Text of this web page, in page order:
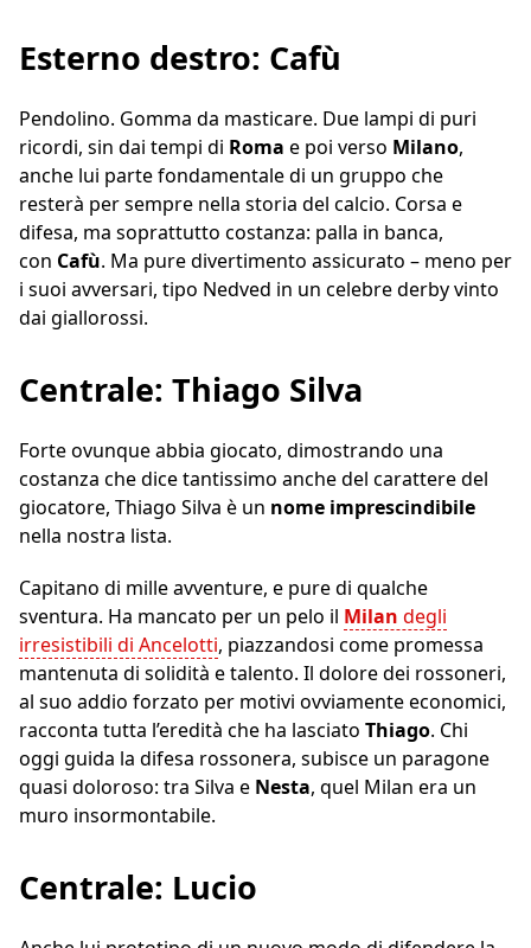
Esterno destro: Cafù
Pendolino. Gomma da masticare. Due lampi di puri
ricordi, sin dai tempi di Roma e poi verso Milano,
anche lui parte fondamentale di un gruppo che
resterà per sempre nella storia del calcio. Corsa e
difesa, ma soprattutto costanza: palla in banca,
con Cafù. Ma pure divertimento assicurato – meno per
i suoi avversari, tipo Nedved in un celebre derby vinto
dai giallorossi.
Centrale: Thiago Silva
Forte ovunque abbia giocato, dimostrando una
costanza che dice tantissimo anche del carattere del
giocatore, Thiago Silva è un nome imprescindibile
nella nostra lista.
Capitano di mille avventure, e pure di qualche
sventura. Ha mancato per un pelo il Milan degli
irresistibili di Ancelotti, piazzandosi come promessa
mantenuta di solidità e talento. Il dolore dei rossoneri,
al suo addio forzato per motivi ovviamente economici,
racconta tutta l’eredità che ha lasciato Thiago. Chi
oggi guida la difesa rossonera, subisce un paragone
quasi doloroso: tra Silva e Nesta, quel Milan era un
muro insormontabile.
Centrale: Lucio